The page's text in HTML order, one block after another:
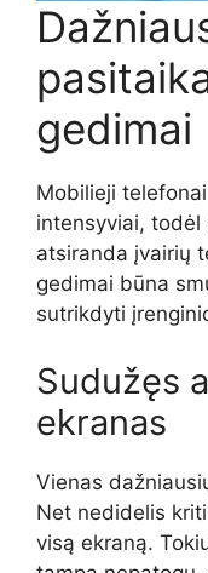
gedimai
Mobilieji
intensyviai,
atsiranda įvairių
gedimai būna
sutrikdyti
Sudužęs
ekranas
Vienas
Net nedidelis
visą ekraną.